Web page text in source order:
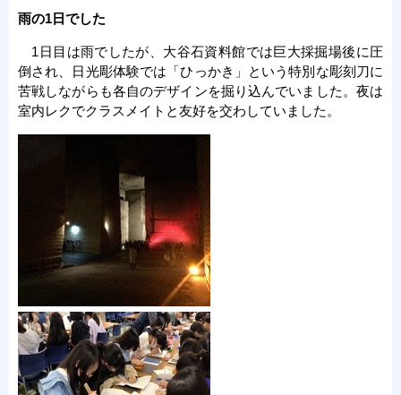
雨の1日でした
1日目は雨でしたが、大谷石資料館では巨大採掘場後に圧
倒され、日光彫体験では「ひっかき」という特別な彫刻刀に
苦戦しながらも各自のデザインを掘り込んでいました。夜は
室内レクでクラスメイトと友好を交わしていました。